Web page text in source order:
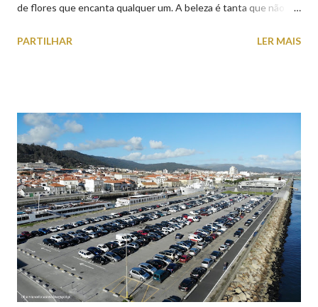
de flores que encanta qualquer um. A beleza é tanta que não
aproveite a paisagem como cenário para tirar algumas
PARTILHAR LER MAIS